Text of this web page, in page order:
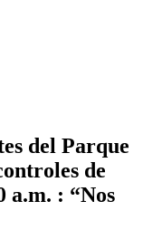
del Parque
de
a.m. : “Nos